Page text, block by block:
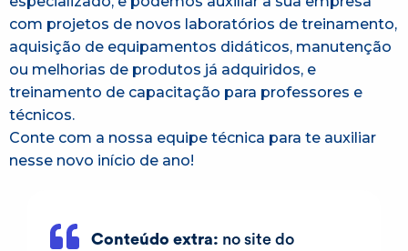
com projetos de novos laboratórios de treinamento,
aquisição de equipamentos didáticos, manutenção
ou melhorias de produtos já adquiridos, e
treinamento de capacitação para professores e
técnicos.
Conte com a nossa equipe técnica para te auxiliar
nesse novo início de ano!
Conteúdo extra: no site do